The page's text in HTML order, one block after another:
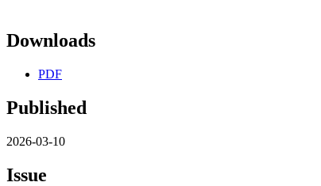
Downloads
PDF
Published
2026-03-10
Issue